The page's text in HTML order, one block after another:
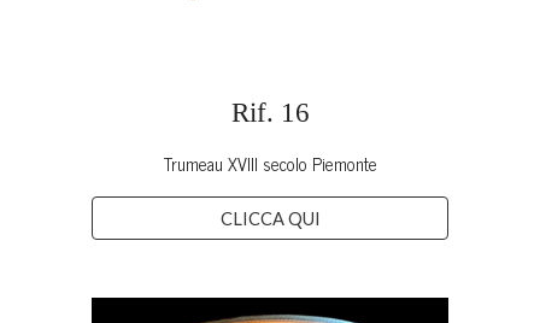
Rif. 16
Trumeau XVIII secolo Piemonte
CLICCA QUI